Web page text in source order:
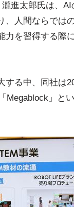
進太郎氏は、
人間ならでは
を習得する際
る中、同社は
Megablock」と